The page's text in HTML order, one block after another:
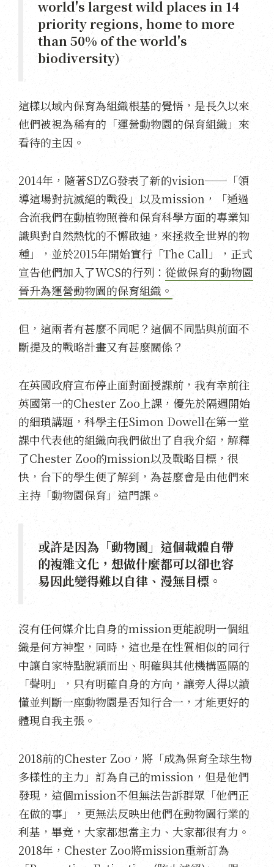
world's largest wild places in 14
priority regions, home to more
than 50% of the world's
biodiversity)
這樣以域內保育為組織根基的覺悟，是長久以來
他們被視為稀有的「運營動物園的保育組織」來
看待的主因。
2014年，隨著SDZG發表了新的vision──「領
導這場對抗滅絕的戰役」以及mission，「通過
合流我們在動植物照養和保育科學方面的專業知
識與對自然熱忱的不懈啟迪，來拯救全世界的物
種」，並於2015年開始實行「The Call」，正式
宣告他們加入了WCS的行列： 從做保育的動物園
晉升為運營動物園的保育組織。
但，這兩者有甚麼不同呢？這個不同點與前面不
斷提及的戰略計畫又有甚麼關係？
在英國政府宣布停止面對面授課前，我有幸前往
英國第一的Chester Zoo上課，優先於隔週開始
的細瑣講題，科學主任Simon Dowell在第一堂
課中代表他的組織向我們做出了自我介紹，解釋
了Chester Zoo的mission以及戰略目標，很
快，台下的學生便了解到，為甚麼會是由他們來
主持「動物園保育」這門課。
或許是因為「動物園」這個載體自帶
的複雜文化，想做什麼都可以卻也容
易因此變得難以自律、漫無目標。
沒有任何媒介比自身的mission更能說明一個組
織是何方神聖，同時，這也是在性質相似的同行
中讓自家特點脫穎而出、明確與其他機構區隔的
「聲明」，只有明確自身的方向，讓旁人得以讀
懂並判斷一座動物園是否知行合一，才能更好的
體現自我主張。
2018前的Chester Zoo，將「成為保育全球生物
多樣性的主力」訂為自己的mission，但是他們
發現，這個mission不但無法告訴群眾「他們正
在做的事」，更無法反映出他們在動物園行業的
利基，畢竟，大家都想當主力、大家都很有力。
2018年，Chester Zoo將mission重新訂為